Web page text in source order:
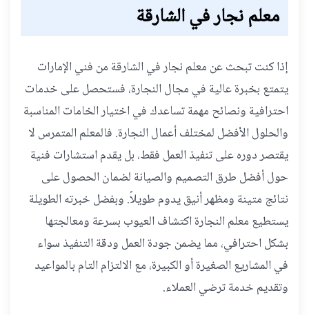
معلم نجار في الشارقة
إذا كنت تبحث عن معلم نجار في الشارقة من فني الإمارات
يتمتع بخبرة عالية في مجال النجارة، فستحصل على خدمات
احترافية ونصائح مهمة تساعدك في اختيار الخامات المناسبة
والحلول الأفضل لمختلف أعمال النجارة. فالمعلم المتمرس لا
يقتصر دوره على تنفيذ العمل فقط، بل يقدم استشارات فنية
حول أفضل طرق التصميم والصيانة لضمان الحصول على
نتائج متينة ومظهر أنيق يدوم طويلاً. وبفضل خبرته الطويلة
يستطيع معلم النجارة اكتشاف العيوب بسرعة ومعالجتها
بشكل احترافي، مما يضمن جودة العمل ودقة التنفيذ سواء
في المشاريع الصغيرة أو الكبيرة، مع الالتزام التام بالمواعيد
وتقديم خدمة ترضي العملاء.